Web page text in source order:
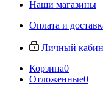
Наши магазины
Оплата и
Личный
Корзина0
Отложенные0